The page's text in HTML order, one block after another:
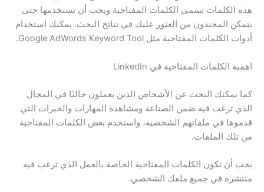
هذه الكلمات تسمى الكلمات المفتاحية ويجب أن تستخدمها حتى
يتمكن المجندون من العثور عليك في نتائج البحث. يمكنك استخدام
أدوات الكلمات المفتاحية مثل Google AdWords Keyword Tool.
اهمية الكلمات المفتاحية في LinkedIn
كما يمكنك البحث عن الأشخاص الذين يعملون حاليًا في المجال
الذي ترغب فيه ضمن الصناعة ومشاهدة المهارات والخبرات التي
قدموها في ملفاتهم الشخصية، واستخدم بعض الكلمات المفتاحية
من تلك الملفات.
يجب أن تكون الكلمات المفتاحية الخاصة بالعمل الذي ترغب فيه
منتشرة في جميع ملفك الشخصي.